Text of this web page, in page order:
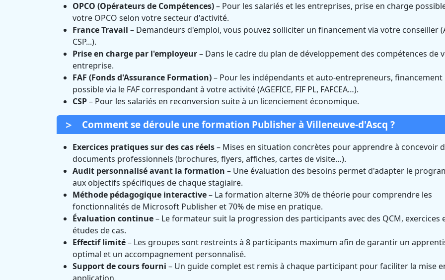
OPCO (Opérateurs de Compétences)– Pour les salariés et les entreprises, prise en charge
votre OPCO selon votre secteur d'activité.
France Travail – Demandeurs d'emploi, vous pouvez solliciter un financement via votre conseiller
CSP...).
Prise en charge par l'employeur– Dans le cadre du plan de développement des compétences de
entreprise.
FAF (Fonds d'Assurance Formation)– Pour les indépendants et auto-entrepreneurs, financement
possible via le FAF correspondant à votre activité (AGEFICE, FIF PL, FAFCEA…).
CSP– Pour les salariés en reconversion suite à un licenciement économique.
Comment se déroule une formation Publisher à Villeneuve-d'Ascq ?
Exercices pratiques sur des cas réels– Mises en situation concrètes pour apprendre à concevoir
documents professionnels (brochures, flyers, affiches, cartes de visite…).
Audit personnalisé avant la formation – Une évaluation des besoins permet d'adapter le
aux objectifs spécifiques de chaque stagiaire.
Méthode pédagogique interactive– La formation alterne 30% de théorie pour comprendre les
fonctionnalités de Microsoft Publisher et 70% de mise en pratique.
Évaluation continue– Le formateur suit la progression des participants avec des QCM, exercices
études de cas.
Effectif limité– Les groupes sont restreints à 8 participants maximum afin de garantir un
optimal et un accompagnement personnalisé.
Support de cours fourni – Un guide complet est remis à chaque participant pour faciliter la mise